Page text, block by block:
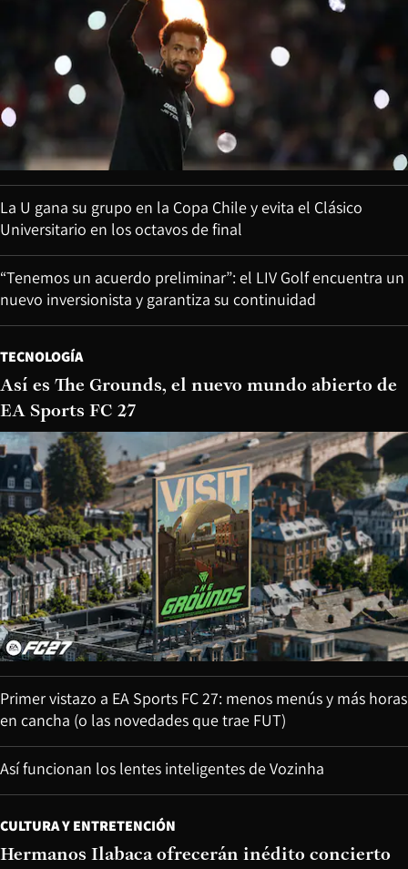
La U gana su grupo en la Copa Chile y evita el Clásico
Universitario en los octavos de final
“Tenemos un acuerdo preliminar”: el LIV Golf encuentra un
nuevo inversionista y garantiza su continuidad
TECNOLOGÍA
Así es The Grounds, el nuevo mundo abierto de
EA Sports FC 27
Primer vistazo a EA Sports FC 27: menos menús y más horas
en cancha (o las novedades que trae FUT)
Así funcionan los lentes inteligentes de Vozinha
CULTURA Y ENTRETENCIÓN
Hermanos Ilabaca ofrecerán inédito concierto